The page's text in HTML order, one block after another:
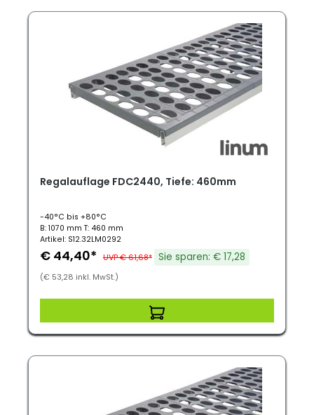
Regalauflage FDC2440, Tiefe: 460mm
-40°C bis +80°C
B: 1070 mm T: 460 mm
Artikel: S12.32LM0292
€ 44,40* UVP € 61,68* Sie sparen: € 17,28
(€ 53,28 inkl. MwSt.)